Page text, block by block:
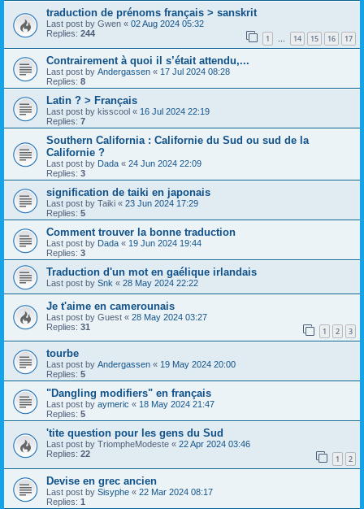
traduction de prénoms français > sanskrit
Last post by Gwen « 02 Aug 2024 05:32
Replies: 244 1 … 14 15 16 17
Contrairement à quoi il s’était attendu,...
Last post by Andergassen « 17 Jul 2024 08:28
Replies: 8
Latin ? > Français
Last post by kisscool « 16 Jul 2024 22:19
Replies: 7
Southern California : Californie du Sud ou sud de la
Californie ?
Last post by Dada « 24 Jun 2024 22:09
Replies: 3
signification de taiki en japonais
Last post by Taiki « 23 Jun 2024 17:29
Replies: 5
Comment trouver la bonne traduction
Last post by Dada « 19 Jun 2024 19:44
Replies: 3
Traduction d'un mot en gaélique irlandais
Last post by Snk « 28 May 2024 22:22
Je t'aime en camerounais
Last post by Guest « 28 May 2024 03:27
Replies: 31 1 2 3
tourbe
Last post by Andergassen « 19 May 2024 20:00
Replies: 5
"Dangling modifiers" en français
Last post by aymeric « 18 May 2024 21:47
Replies: 5
'tite question pour les gens du Sud
Last post by TriompheModeste « 22 Apr 2024 03:46
Replies: 22 1 2
Devise en grec ancien
Last post by Sisyphe « 22 Mar 2024 08:17
Replies: 1